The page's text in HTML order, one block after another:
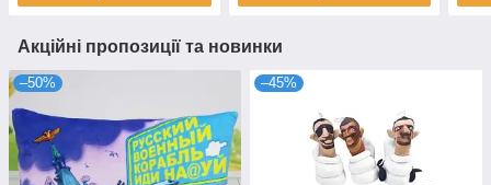
Акційні пропозиції та новинки
–50% –45%